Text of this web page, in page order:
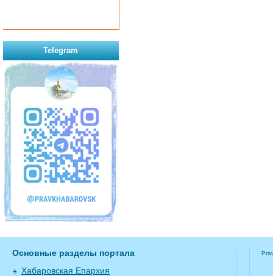
Telegram
Основные разделы портала
Хабаровская Епархия